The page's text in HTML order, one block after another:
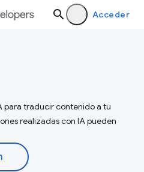
Acceder
para traducir contenido a tu
realizadas con IA pueden